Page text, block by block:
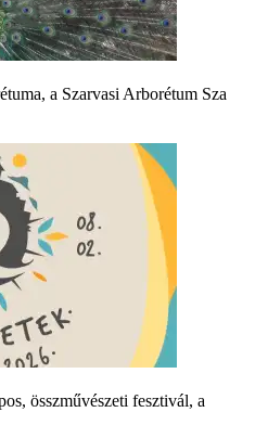
a Szarvasi Arborétum Sza
összművészeti fesztivál, a